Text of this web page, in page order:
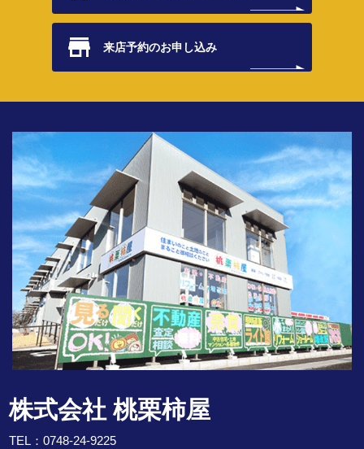
来店予約のお申し込み
株式会社 桃栗柿屋
TEL：0748-24-9225